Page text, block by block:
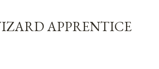
APPRENTICE